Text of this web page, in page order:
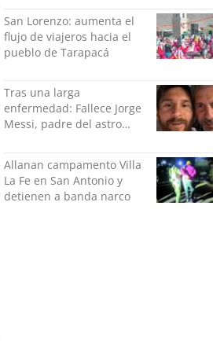
San Lorenzo: aumenta el
flujo de viajeros hacia el
pueblo de Tarapacá
Tras una larga
enfermedad: Fallece Jorge
Messi, padre del astro
Allanan campamento Villa
La Fe en San Antonio y
detienen a banda narco